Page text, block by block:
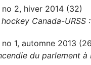
2, hiver 2014 (32)
Canada-
1, automne 2013
du parlement